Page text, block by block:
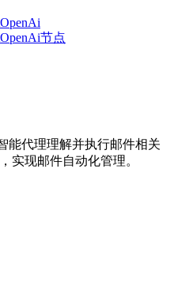
节点
能代理理解并执行邮件相关
实现邮件自动化管理。